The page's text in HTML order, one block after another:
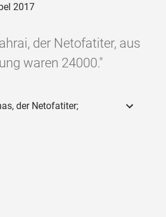
2017
der Netofatiter, aus
waren 24000."
der Netofatiter;